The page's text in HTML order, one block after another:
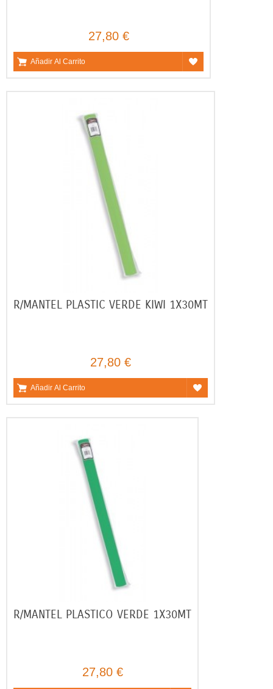
27,80 €
Añadir Al Carrito
R/MANTEL PLASTIC VERDE KIWI 1X30MT
27,80 €
Añadir Al Carrito
R/MANTEL PLASTICO VERDE 1X30MT
27,80 €